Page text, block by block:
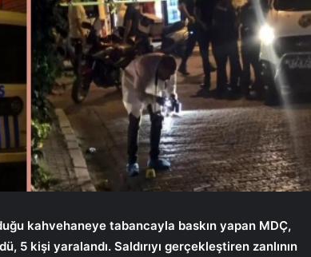
kahvehaneye tabancayla baskın yapan MDÇ,
5 kişi yaralandı. Saldırıyı gerçekleştiren zanlının